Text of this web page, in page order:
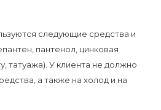
следующие средства и
пантенол, цинковая
татуажа). У клиента не должно
а также на холод и на